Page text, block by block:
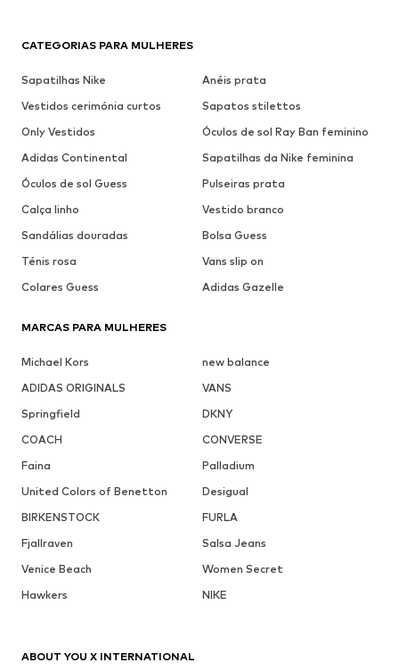
CATEGORIAS PARA MULHERES
Sapatilhas Nike
Anéis prata
Vestidos cerimónia curtos
Sapatos stilettos
Only Vestidos
Óculos de sol Ray Ban feminino
Adidas Continental
Sapatilhas da Nike feminina
Óculos de sol Guess
Pulseiras prata
Calça linho
Vestido branco
Sandálias douradas
Bolsa Guess
Ténis rosa
Vans slip on
Colares Guess
Adidas Gazelle
MARCAS PARA MULHERES
Michael Kors
new balance
ADIDAS ORIGINALS
VANS
Springfield
DKNY
COACH
CONVERSE
Faina
Palladium
United Colors of Benetton
Desigual
BIRKENSTOCK
FURLA
Fjallraven
Salsa Jeans
Venice Beach
Women Secret
Hawkers
NIKE
ABOUT YOU X INTERNATIONAL